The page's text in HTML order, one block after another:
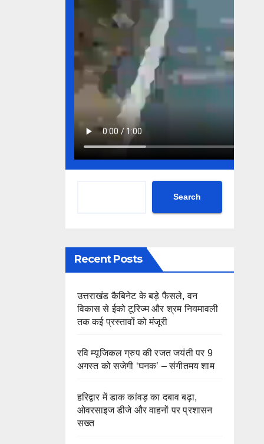
Search
Recent Posts
उत्तराखंड कैबिनेट के बड़े फैसले, वन
विकास से ईको टूरिज्म और श्रम नियमावली
तक कई प्रस्तावों को मंजूरी
रवि म्यूजिकल ग्रुप की रजत जयंती पर 9
अगस्त को सजेगी ‘घनक’ – संगीतमय शाम
हरिद्वार में डाक कांवड़ का दबाव बढ़ा,
ओवरसाइज डीजे और वाहनों पर प्रशासन
सख्त